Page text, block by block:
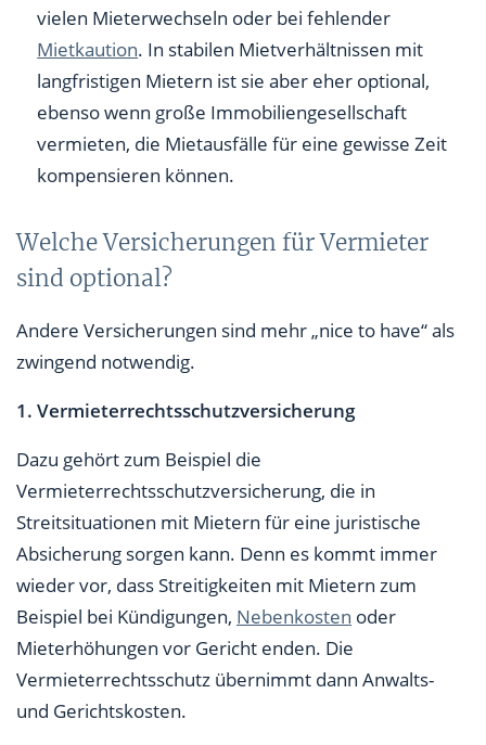
vielen Mieterwechseln oder bei fehlender
Mietkaution. In stabilen Mietverhältnissen mit
langfristigen Mietern ist sie aber eher optional,
ebenso wenn große Immobiliengesellschaft
vermieten, die Mietausfälle für eine gewisse Zeit
kompensieren können.
Welche Versicherungen für Vermieter
sind optional?
Andere Versicherungen sind mehr „nice to have“ als
zwingend notwendig.
1. Vermieterrechtsschutzversicherung
Dazu gehört zum Beispiel die
Vermieterrechtsschutzversicherung, die in
Streitsituationen mit Mietern für eine juristische
Absicherung sorgen kann. Denn es kommt immer
wieder vor, dass Streitigkeiten mit Mietern zum
Beispiel bei Kündigungen, Nebenkosten oder
Mieterhöhungen vor Gericht enden. Die
Vermieterrechtsschutz übernimmt dann Anwalts-
und Gerichtskosten.